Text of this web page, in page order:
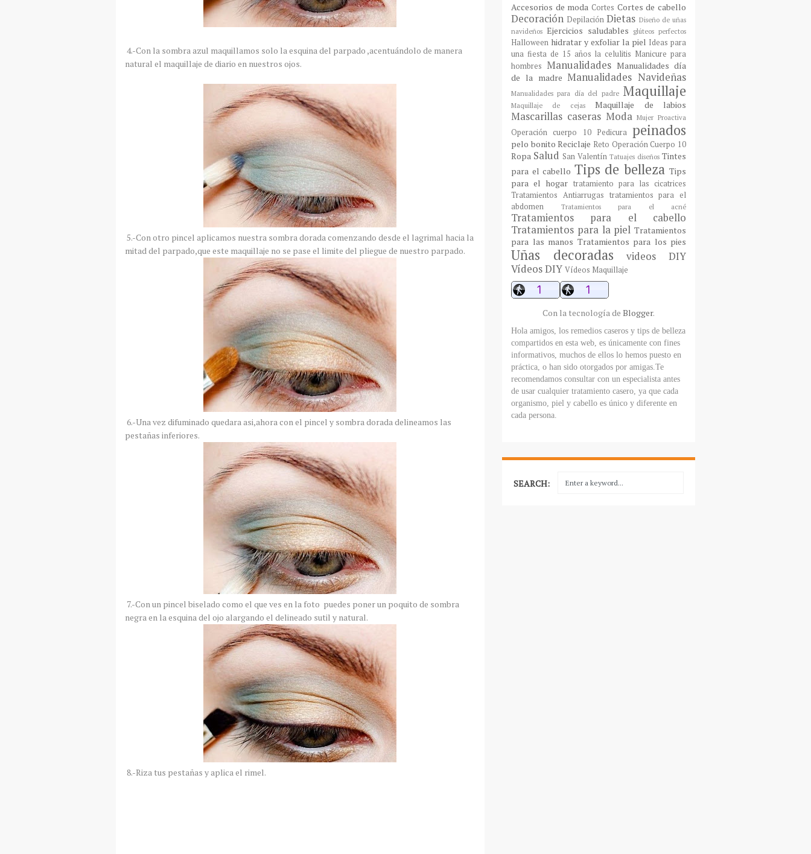
4.-Con la sombra azul maquillamos solo la esquina del parpado ,acentuándolo de manera
natural el maquillaje de diario en nuestros ojos.
5.-Con otro pincel aplicamos nuestra sombra dorada comenzando desde el lagrimal hacia la
mitad del parpado,que este maquillaje no se pase el limite del pliegue de nuestro parpado.
6.-Una vez difuminado quedara asi,ahora con el pincel y sombra dorada delineamos las
pestañas inferiores.
7.-Con un pincel biselado como el que ves en la foto puedes poner un poquito de sombra
negra en la esquina del ojo alargando el delineado sutil y natural.
8.-Riza tus pestañas y aplica el rimel.
Accesorios de moda Cortes Cortes de cabello
Decoración Depilación Dietas Diseño de uñas
navideños Ejercicios saludables glúteos perfectos
Halloween hidratar y exfoliar la piel Ideas para
una fiesta de 15 años la celulitis Manicure para
hombres Manualidades Manualidades día
de la madre Manualidades Navideñas
Manualidades para día del padre Maquillaje
Maquillaje de cejas Maquillaje de labios
Mascarillas caseras Moda Mujer Proactiva
Operación cuerpo 10 Pedicura peinados
pelo bonito Reciclaje Reto Operación Cuerpo 10
Ropa Salud San Valentín Tatuajes diseños Tintes
para el cabello Tips de belleza Tips
para el hogar tratamiento para las cicatrices
Tratamientos Antiarrugas tratamientos para el
abdomen
Tratamientos para el acné
Tratamientos para el cabello
Tratamientos para la piel Tratamientos
para las manos Tratamientos para los pies
Uñas decoradas
videos DIY
Vídeos DIY Vídeos Maquillaje
Con la tecnología de Blogger.
Hola amigos, los remedios caseros y tips de belleza
compartidos en esta web, es únicamente con fines
informativos, muchos de ellos lo hemos puesto en
práctica, o han sido otorgados por amigas.Te
recomendamos consultar con un especialista antes
de usar cualquier tratamiento casero, ya que cada
organismo, piel y cabello es único y diferente en
cada persona.
SEARCH: